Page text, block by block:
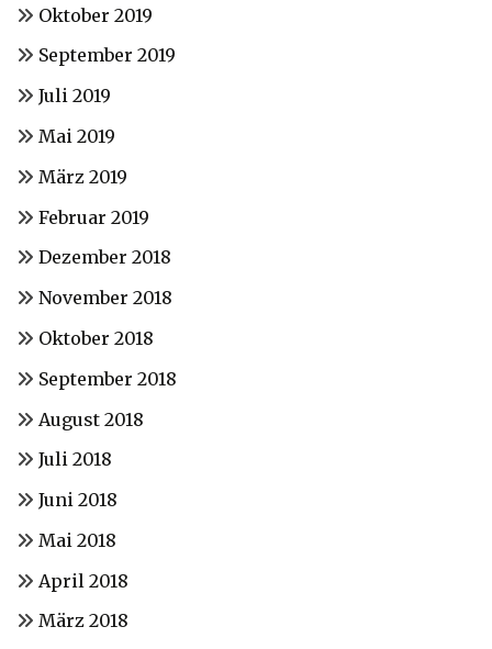
Oktober 2019
September 2019
Juli 2019
Mai 2019
März 2019
Februar 2019
Dezember 2018
November 2018
Oktober 2018
September 2018
August 2018
Juli 2018
Juni 2018
Mai 2018
April 2018
März 2018